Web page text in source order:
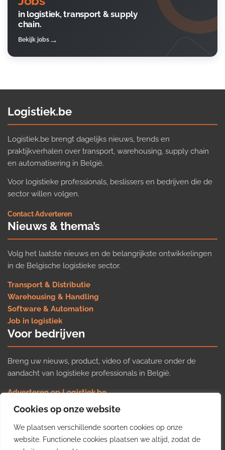
Cookies op onze website
We plaatsen verschillende soorten cookies op onze
website. Functionele cookies plaatsen we altijd, zodat de
in logistiek, transport & supply
chain.
Bekijk jobs
Logistiek.be
Logistiek.be brengt dagelijks nieuws, trends en
praktijkverhalen over transport, warehousing, supply chain
en automatisering in België.
Voor logistieke professionals, beslissers en bedrijven die de
sector willen volgen.
Contact·Adverteren
Nieuws & thema’s
Volg het laatste nieuws en de belangrijkste ontwikkelingen
in de Belgische logistieke sector.
Transport & Distributie
Warehousing & Handling
Software & Automation
Job in logistiek
Voor bedrijven
Breng uw nieuws, product, video of vacature onder de
aandacht van logistieke professionals in België.
Adverteren op Logistiek.be
Nieuws insturen
Uw video op Logistiek.TV
Job plaatsen
Gratis wekelijkse update